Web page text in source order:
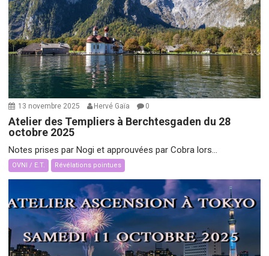
13 novembre 2025 Hervé Gaïa 0
Atelier des Templiers à Berchtesgaden du 28
octobre 2025
Notes prises par Nogi et approuvées par Cobra lors...
OVNI / E.T. Révélations pointues